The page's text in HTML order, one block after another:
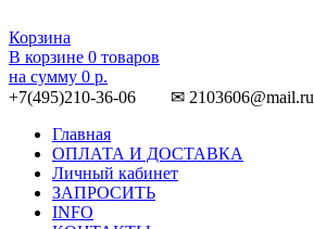
Корзина
В корзине 0 товаров
на сумму 0 р.
+7(495)210-36-06 ✉ 2103606@mail.ru
Главная
ОПЛАТА И ДОСТАВКА
Личный кабинет
ЗАПРОСИТЬ
INFO